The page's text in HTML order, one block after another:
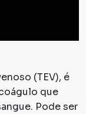
(TEV), é
que
Pode ser